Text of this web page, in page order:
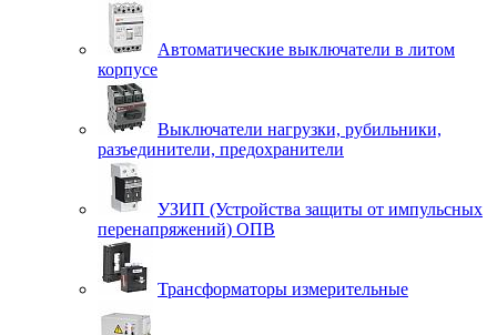
Автоматические выключатели в литом
корпусе
Выключатели нагрузки, рубильники,
разъединители, предохранители
УЗИП (Устройства защиты от импульсных
перенапряжений) ОПВ
Трансформаторы измерительные